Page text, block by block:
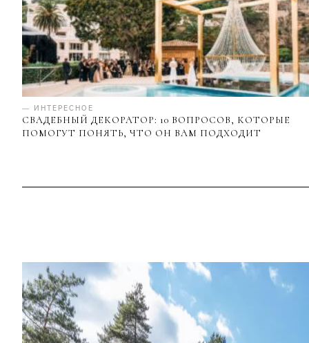
— ИНТЕРЕСНОЕ
СВАДЕБНЫЙ ДЕКОРАТОР: 10 ВОПРОСОВ, КОТОРЫЕ
ПОМОГУТ ПОНЯТЬ, ЧТО ОН ВАМ ПОДХОДИТ